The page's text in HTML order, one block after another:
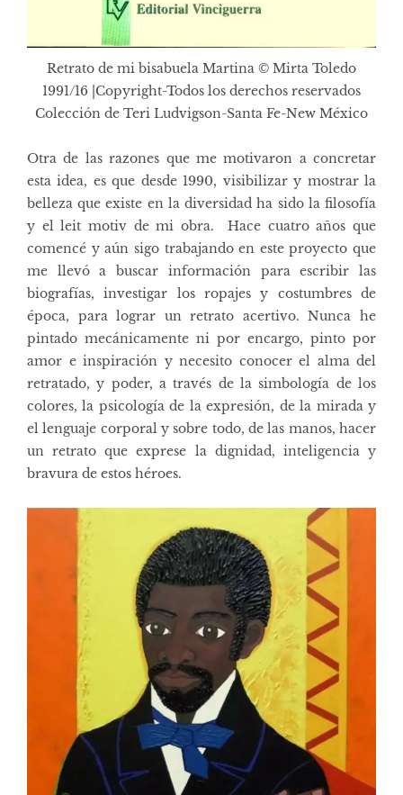
Retrato de mi bisabuela Martina © Mirta Toledo
1991/16 |Copyright-Todos los derechos reservados
Colección de Teri Ludvigson-Santa Fe-New México
Otra de las razones que me motivaron a concretar
esta idea, es que desde 1990, visibilizar y mostrar la
belleza que existe en la diversidad ha sido la filosofía
y el leit motiv de mi obra. Hace cuatro años que
comencé y aún sigo trabajando en este proyecto que
me llevó a buscar información para escribir las
biografías, investigar los ropajes y costumbres de
época, para lograr un retrato acertivo. Nunca he
pintado mecánicamente ni por encargo, pinto por
amor e inspiración y necesito conocer el alma del
retratado, y poder, a través de la simbología de los
colores, la psicología de la expresión, de la mirada y
el lenguaje corporal y sobre todo, de las manos, hacer
un retrato que exprese la dignidad, inteligencia y
bravura de estos héroes.